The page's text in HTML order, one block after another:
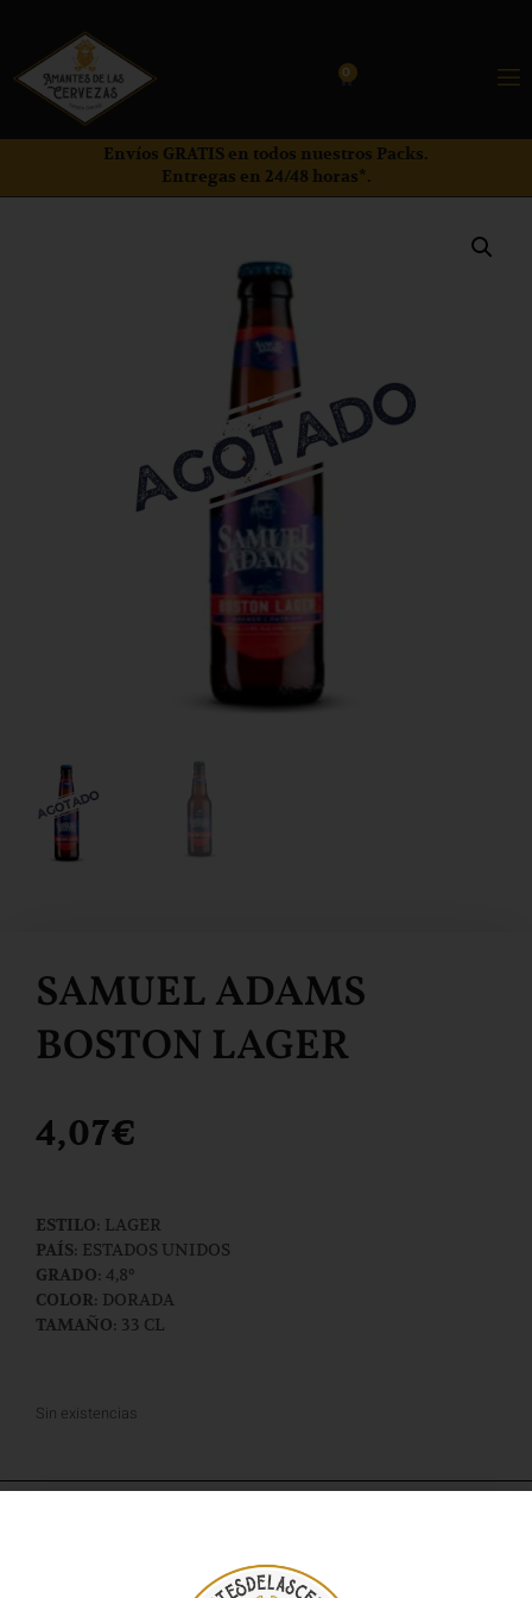
0
Envíos GRATIS en todos nuestros Packs.
Entregas en 24/48 horas*.
SAMUEL ADAMS
BOSTON LAGER
4,07€
ESTILO: LAGER
PAÍS: ESTADOS UNIDOS
GRADO: 4,8º
COLOR: DORADA
TAMAÑO: 33 CL
Sin existencias